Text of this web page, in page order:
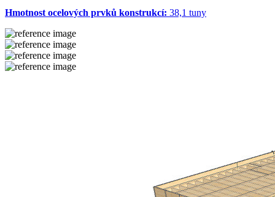
Hmotnost ocelových prvků konstrukcí: 38,1 tuny